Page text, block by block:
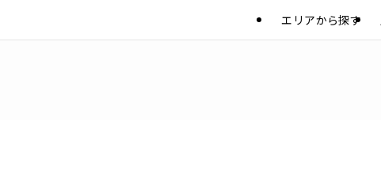
エリアから探す